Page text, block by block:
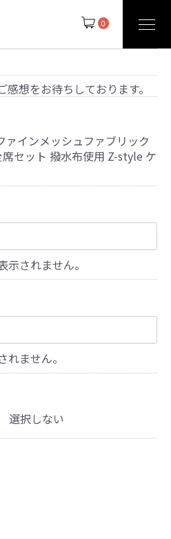
0
想をお待ちしております。
ァインメッシュファブリック
セット 撥水布使用 Z-style ケ
されません。
ません。
選択しない